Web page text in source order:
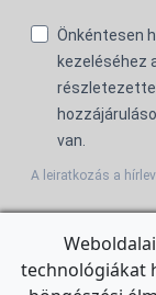
Önkéntesen
kezeléséhez
van.
A leiratkozás a
For the English
technológiákat